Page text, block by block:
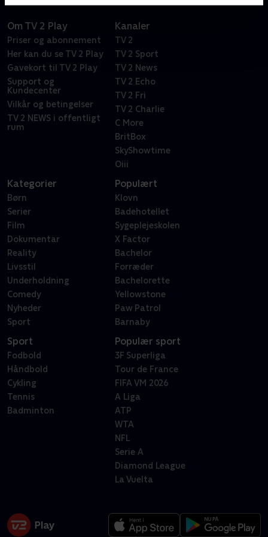
Om TV 2 Play
Priser og abonnement
Her kan du se TV 2 Play
Gavekort til TV 2 Play
Support og
Kundecenter
Vilkår og betingelser
TV 2 NEWS i offentligt
rum
Kanaler
TV 2
TV 2 Sport
TV 2 News
TV 2 Echo
TV 2 Fri
TV 2 Charlie
C More
BritBox
SkyShowtime
Oiii
Kategorier
Børn
Serier
Film
Dokumentar
Reality
Livsstil
Underholdning
Comedy
Nyheder
Sport
Populært
Klovn
Badehotellet
Sygeplejeskolen
X Factor
Bachelor
Forræder
Bachelorette
Yellowstone
Paw Patrol
Barnaby
Sport
Fodbold
Håndbold
Cykling
Tennis
Badminton
Populær sport
3F Superliga
Tour de France
FIFA VM 2026
A Liga
ATP
WTA
NFL
Serie A
Diamond League
La Vuelta